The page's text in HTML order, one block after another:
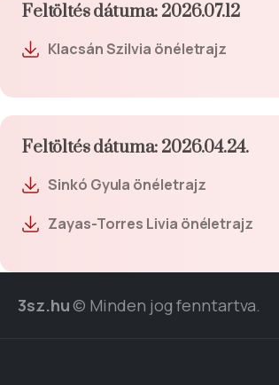
Feltöltés dátuma: 2026.07.12
Klacsán Szilvia önéletrajz
Feltöltés dátuma: 2026.04.24.
Sinkó Gyula önéletrajz
Zayas-Torres Livia önéletrajz
3sz.hu© Minden jog fenntartva.